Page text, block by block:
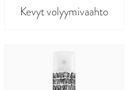
Kevyt volyymivaahto